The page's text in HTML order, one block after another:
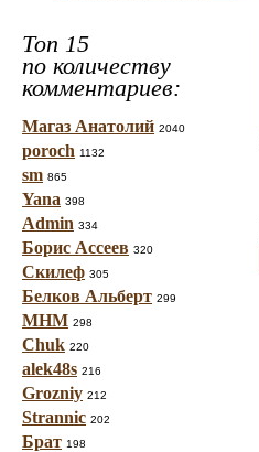
Топ 15
по количеству
комментариев:
Магаз Анатолий 2040
poroch 1132
sm 865
Yana 398
Admin 334
Борис Ассеев 320
Скилеф 305
Белков Альберт 299
МНМ 298
Chuk 220
alek48s 216
Grozniy 212
Strannic 202
Брат 198